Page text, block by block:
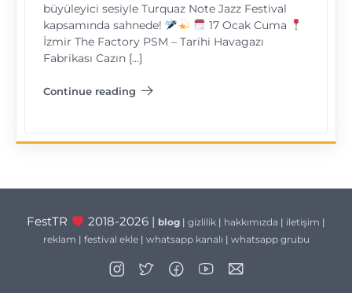
büyüleyici sesiyle Turquaz Note Jazz Festival
kapsamında sahnede!
17 Ocak Cuma
İzmir The Factory PSM – Tarihi Havagazı
Fabrikası Cazın […]
Continue reading
"Turquaz Note Jazz Festival"
FestTR 2018-2026 | blog| gizlilik| hakkımızda | iletişim |
reklam | festival ekle| whatsapp kanalı | whatsapp grubu